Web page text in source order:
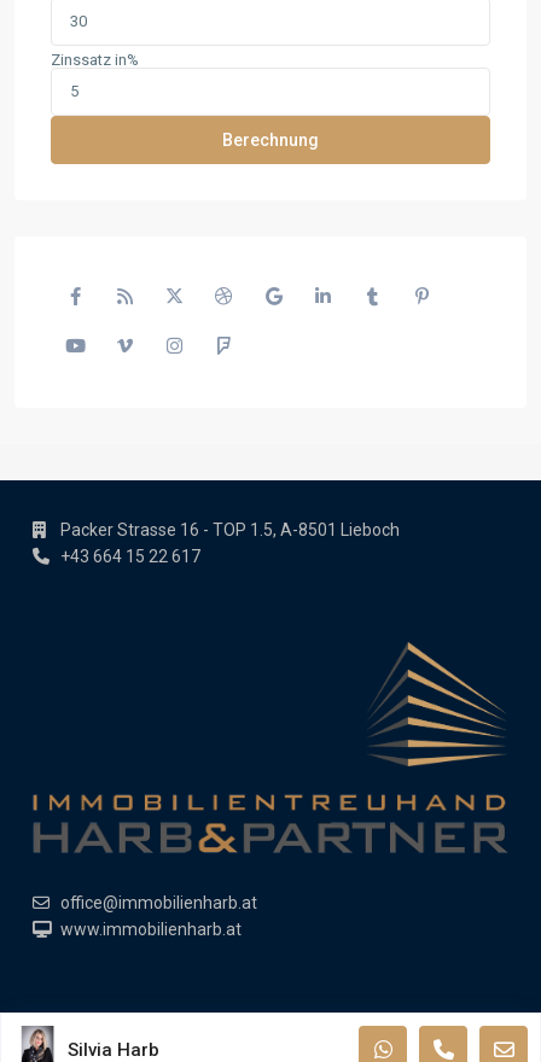
Zinssatz in%
Berechnung
Packer Strasse 16 - TOP 1.5, A-8501 Lieboch
+43 664 15 22 617
office@immobilienharb.at
www.immobilienharb.at
Copyright All Rights Reserved 2019
Silvia Harb